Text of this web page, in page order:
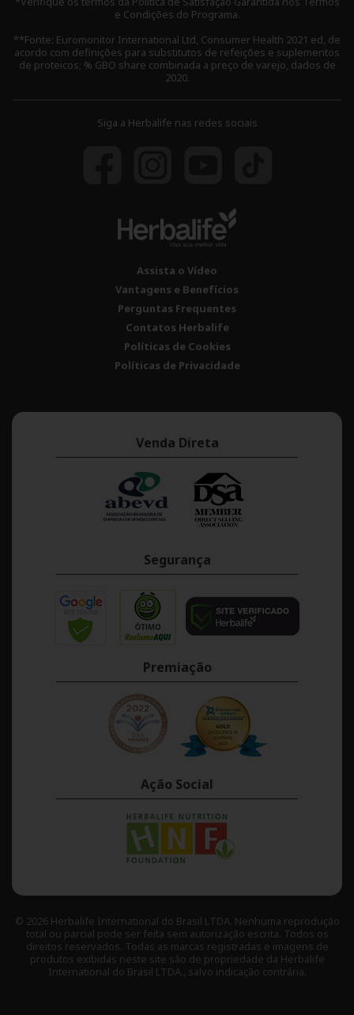
Assista o Vídeo
Vantagens e Benefícios
Perguntas Frequentes
Contatos Herbalife
Políticas de Cookies
Políticas de Privacidade
e Condições do Programa.
**Fonte: Euromonitor International Ltd, Consumer Health 2021 ed, de
acordo com definições para substitutos de refeições e suplementos
de proteicos; % GBO share combinada a preço de varejo, dados de
2020.
Siga a Herbalife nas redes sociais
Venda Direta
Segurança
Premiação
Ação Social
© 2026 Herbalife International do Brasil LTDA. Nenhuma reprodução
total ou parcial pode ser feita sem autorização escrita. Todos os
direitos reservados. Todas as marcas registradas e imagens de
produtos exibidas neste site são de propriedade da Herbalife
International do Brasil LTDA., salvo indicação contrária.